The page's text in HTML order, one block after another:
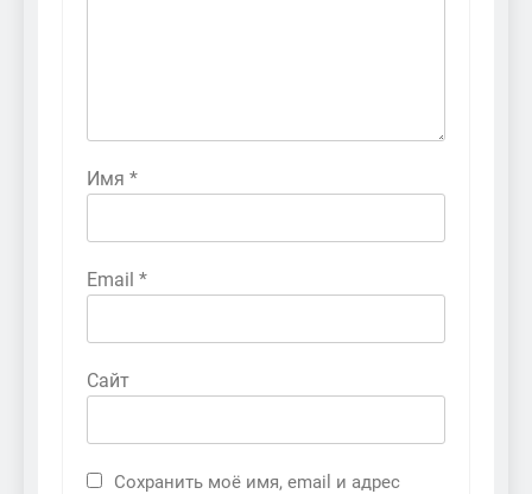
Имя *
Email *
Сайт
Сохранить моё имя, email и адрес